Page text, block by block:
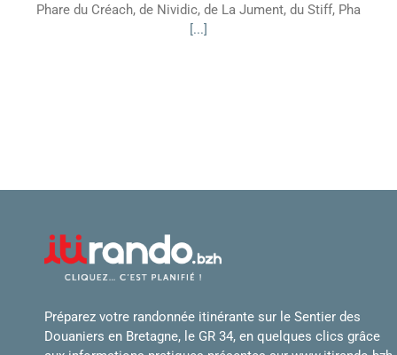
Phare du Créach, de Nividic, de La Jument, du Stiff, Pha
[...]
Préparez votre randonnée itinérante sur le Sentier des
Douaniers en Bretagne, le GR 34, en quelques clics grâce